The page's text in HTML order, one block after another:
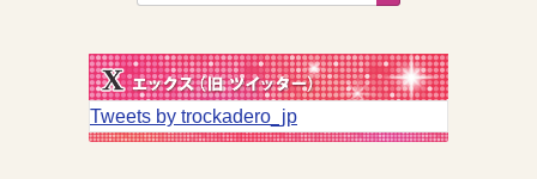
Tweets by trockadero_jp